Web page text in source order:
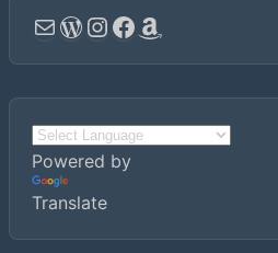
Email
WordPress
Instagram
Facebook
Amazon
Powered by
Translate